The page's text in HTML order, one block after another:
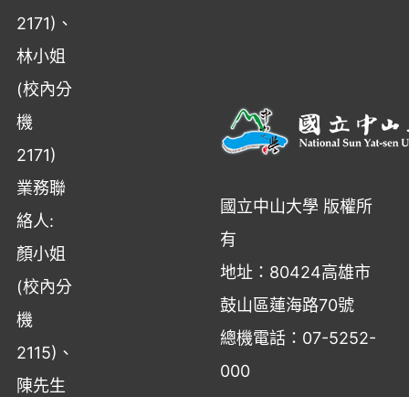
2171)、
林小姐
(校內分
機
2171)
業務聯
絡人:
顏小姐
(校內分
機
2115)、
陳先生
國立中山大學 版權所
有
地址：80424高雄市
鼓山區蓮海路70號
總機電話：07-5252-
000